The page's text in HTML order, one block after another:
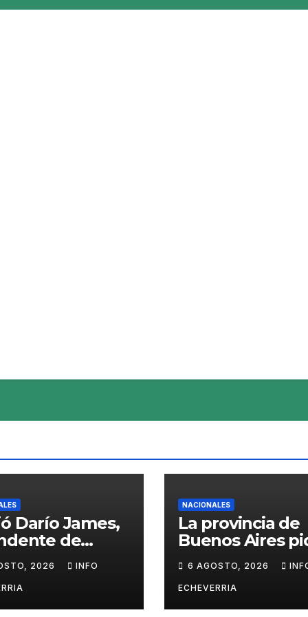
Darío James,
de
2026 INFO
NACIONALES
La provincia de
Buenos Aires
sacar del
el «Squeezy
Dumpling», un
juguete
6 AGOSTO, 2026
ECHEVERRIA